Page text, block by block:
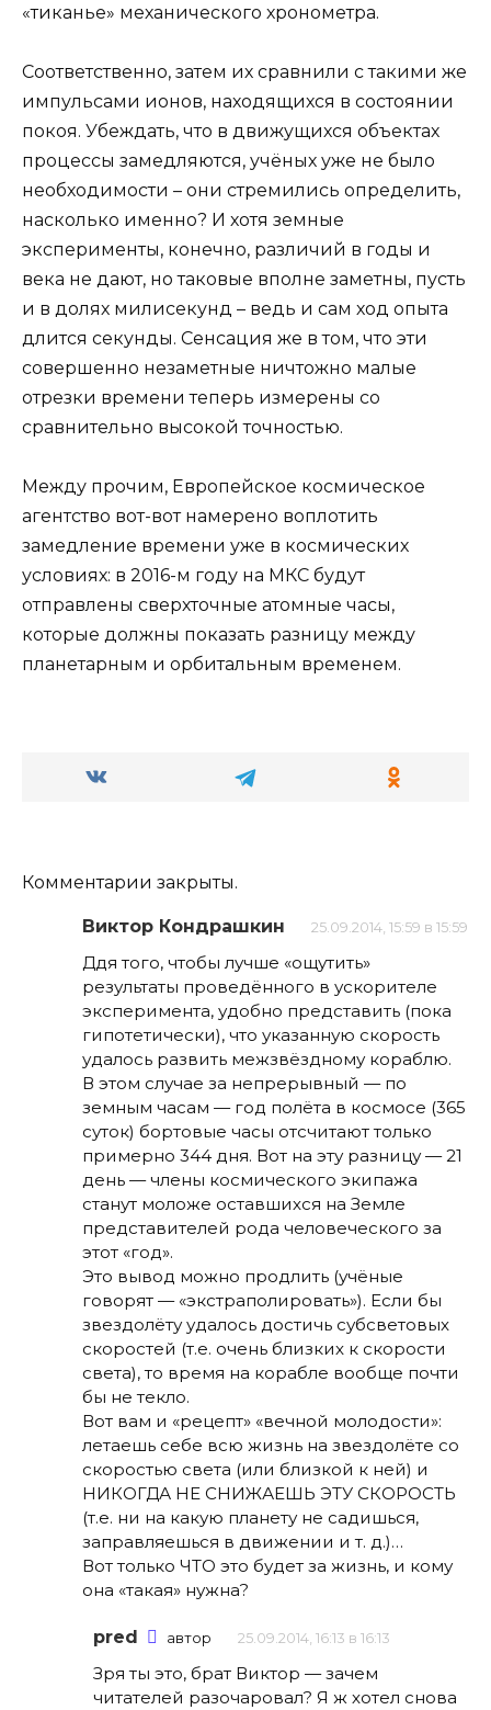
«тиканье» механического хронометра.
Соответственно, затем их сравнили с такими же
импульсами ионов, находящихся в состоянии
покоя. Убеждать, что в движущихся объектах
процессы замедляются, учёных уже не было
необходимости – они стремились определить,
насколько именно? И хотя земные
эксперименты, конечно, различий в годы и
века не дают, но таковые вполне заметны, пусть
и в долях милисекунд – ведь и сам ход опыта
длится секунды. Сенсация же в том, что эти
совершенно незаметные ничтожно малые
отрезки времени теперь измерены со
сравнительно высокой точностью.
Между прочим, Европейское космическое
агентство вот-вот намерено воплотить
замедление времени уже в космических
условиях: в 2016-м году на МКС будут
отправлены сверхточные атомные часы,
которые должны показать разницу между
планетарным и орбитальным временем.
Комментарии закрыты.
Виктор Кондрашкин 25.09.2014, 15:59 в 15:59
Ддя того, чтобы лучше «ощутить»
результаты проведённого в ускорителе
эксперимента, удобно представить (пока
гипотетически), что указанную скорость
удалось развить межзвёздному кораблю.
В этом случае за непрерывный — по
земным часам — год полёта в космосе (365
суток) бортовые часы отсчитают только
примерно 344 дня. Вот на эту разницу — 21
день — члены космического экипажа
станут моложе оставшихся на Земле
представителей рода человеческого за
этот «год».
Это вывод можно продлить (учёные
говорят — «экстраполировать»). Если бы
звездолёту удалось достичь субсветовых
скоростей (т.е. очень близких к скорости
света), то время на корабле вообще почти
бы не текло.
Вот вам и «рецепт» «вечной молодости»:
летаешь себе всю жизнь на звездолёте со
скоростью света (или близкой к ней) и
НИКОГДА НЕ СНИЖАЕШЬ ЭТУ СКОРОСТЬ
(т.е. ни на какую планету не садишься,
заправляешься в движении и т. д.)…
Вот только ЧТО это будет за жизнь, и кому
она «такая» нужна?
pred автор 25.09.2014, 16:13 в 16:13
Зря ты это, брат Виктор — зачем
читателей разочаровал? Я ж хотел снова